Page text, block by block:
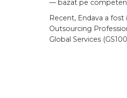
— bazat pe
Recent, Endava a
Outsourcing
Global Services